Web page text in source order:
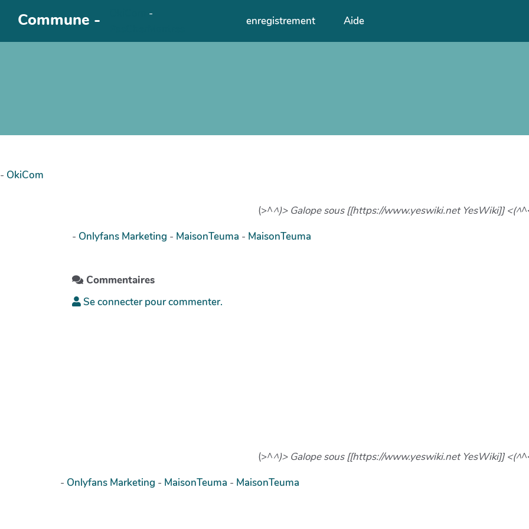
Aller au contenu principal
Commune -
-
enregistrement Aide
- OkiCom
(>^^)> Galope sous [[https://www.yeswiki.net YesWiki]] <(^
- Onlyfans Marketing - MaisonTeuma - MaisonTeuma
Commentaires
Se connecter pour commenter.
(>^^)> Galope sous [[https://www.yeswiki.net YesWiki]] <(^
- Onlyfans Marketing - MaisonTeuma - MaisonTeuma